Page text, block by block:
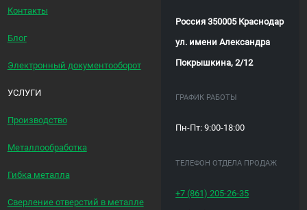
Контакты
Блог
Электронный документооборот
УСЛУГИ
Производство
Металлообработка
Гибка металла
Сверление отверстий в металле
Россия 350005 Краснодар
ул. имени Александра
Покрышкина, 2/12
ГРАФИК РАБОТЫ
Пн-Пт: 9:00-18:00
ТЕЛЕФОН ОТДЕЛА ПРОДАЖ
+7 (861)205-26-35